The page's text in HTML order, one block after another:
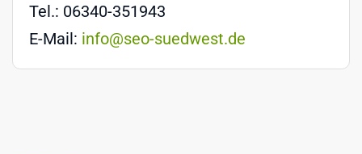
Tel.: 06340-351943
E-Mail: info@seo-suedwest.de